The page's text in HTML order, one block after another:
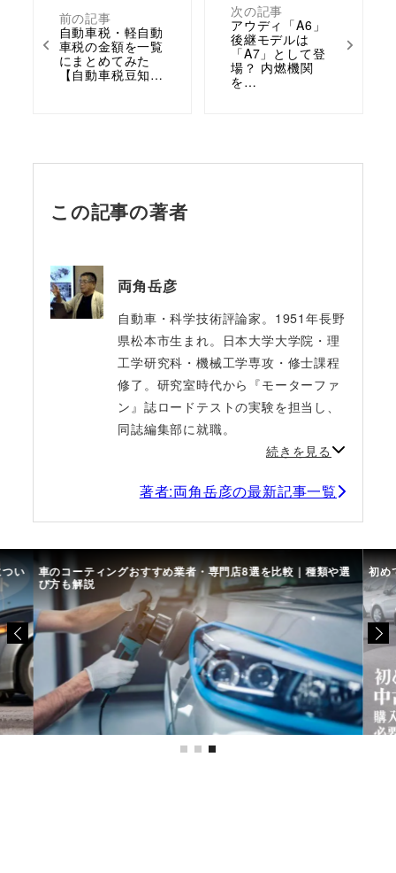
前の記事
自動車税・軽自動
車税の金額を一覧
にまとめてみた
【自動車税豆知…
次の記事
アウディ「A6」
後継モデルは
「A7」として登
場？ 内燃機関
を…
この記事の著者
両角岳彦
自動車・科学技術評論家。1951年長野
県松本市生まれ。日本大学大学院・理
工学研究科・機械工学専攻・修士課程
修了。研究室時代から『モーターファ
ン』誌ロードテストの実験を担当し、
同誌編集部に就職。
続きを見る
著者:両角岳彦の最新記事一覧
め業者・専門店8選を比較｜種類や選 初めての中古車選び、購入時の流